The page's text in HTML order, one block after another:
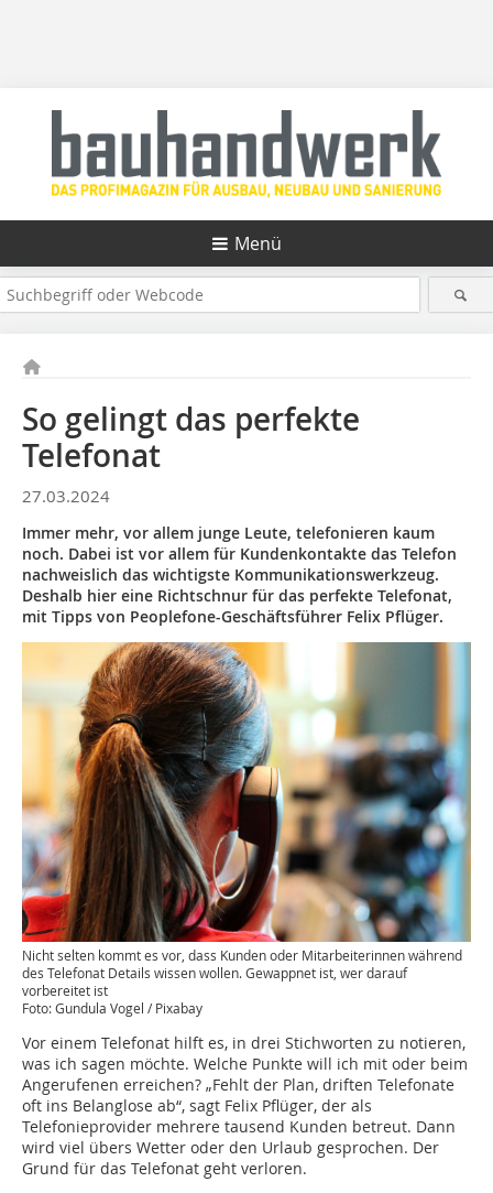
Menü
So gelingt das perfekte
Telefonat
27.03.2024
Immer mehr, vor allem junge Leute, telefonieren kaum
noch. Dabei ist vor allem für Kundenkontakte das Telefon
nachweislich das wichtigste Kommunikationswerkzeug.
Deshalb hier eine Richtschnur für das perfekte Telefonat,
mit Tipps von Peoplefone-Geschäftsführer Felix Pflüger.
Nicht selten kommt es vor, dass Kunden oder Mitarbeiterinnen während
des Telefonat Details wissen wollen. Gewappnet ist, wer darauf
vorbereitet ist
Foto: Gundula Vogel / Pixabay
Vor einem Telefonat hilft es, in drei Stichworten zu notieren,
was ich sagen möchte. Welche Punkte will ich mit oder beim
Angerufenen erreichen? „Fehlt der Plan, driften Telefonate
oft ins Belanglose ab“, sagt Felix Pflüger, der als
Telefonieprovider mehrere tausend Kunden betreut. Dann
wird viel übers Wetter oder den Urlaub gesprochen. Der
Grund für das Telefonat geht verloren.